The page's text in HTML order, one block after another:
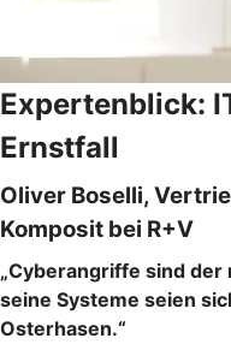
Expertenblick:
Ernstfall
Oliver Boselli,
Komposit bei R+V
„Cyberangriffe sind der
seine Systeme seien
Osterhasen.“